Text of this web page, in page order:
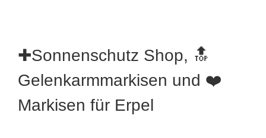
✚Sonnenschutz Shop, 🔝
Gelenkarmmarkisen und ❤️
Markisen für Erpel